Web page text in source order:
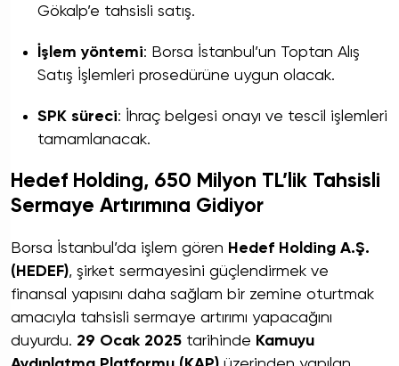
Gökalp’e tahsisli satış.
İşlem yöntemi: Borsa İstanbul’un Toptan Alış
Satış İşlemleri prosedürüne uygun olacak.
SPK süreci: İhraç belgesi onayı ve tescil işlemleri
tamamlanacak.
Hedef Holding, 650 Milyon TL’lik Tahsisli
Sermaye Artırımına Gidiyor
Borsa İstanbul’da işlem gören Hedef Holding A.Ş.
(HEDEF), şirket sermayesini güçlendirmek ve
finansal yapısını daha sağlam bir zemine oturtmak
amacıyla tahsisli sermaye artırımı yapacağını
duyurdu. 29 Ocak 2025 tarihinde Kamuyu